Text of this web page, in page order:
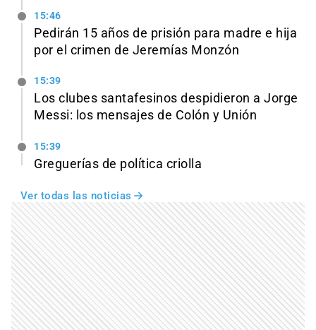
15:46
Pedirán 15 años de prisión para madre e hija
por el crimen de Jeremías Monzón
15:39
Los clubes santafesinos despidieron a Jorge
Messi: los mensajes de Colón y Unión
15:39
Greguerías de política criolla
Ver todas las noticias